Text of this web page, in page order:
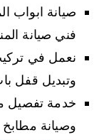
صيانة ابواب
فني صيانة
نعمل في
وتبديل قفل
خدمة تفصيل
وصيانة مطابخ